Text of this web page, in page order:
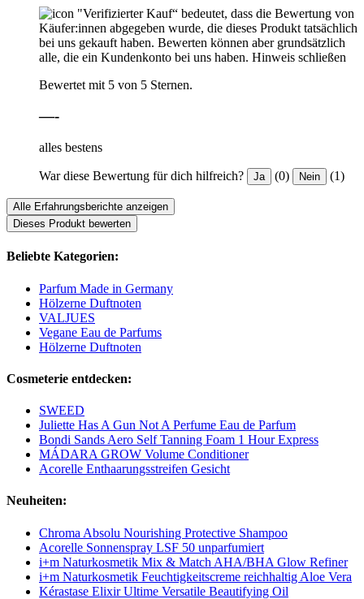
"Verifizierter Kauf“ bedeutet, dass die Bewertung von
Käufer:innen abgegeben wurde, die dieses Produkt tatsächlich
bei uns gekauft haben. Bewerten können aber grundsätzlich
alle, die ein Kundenkonto bei uns haben. Hinweis schließen
Bewertet mit 5 von 5 Sternen.
—-
alles bestens
War diese Bewertung für dich hilfreich? Ja (0) Nein (1)
Alle Erfahrungsberichte anzeigen
Dieses Produkt bewerten
Beliebte Kategorien:
Parfum Made in Germany
Hölzerne Duftnoten
VALJUES
Vegane Eau de Parfums
Hölzerne Duftnoten
Cosmeterie entdecken:
SWEED
Juliette Has A Gun Not A Perfume Eau de Parfum
Bondi Sands Aero Self Tanning Foam 1 Hour Express
MÁDARA GROW Volume Conditioner
Acorelle Enthaarungsstreifen Gesicht
Neuheiten:
Chroma Absolu Nourishing Protective Shampoo
Acorelle Sonnenspray LSF 50 unparfumiert
i+m Naturkosmetik Mix & Match AHA/BHA Glow Refiner
i+m Naturkosmetik Feuchtigkeitscreme reichhaltig Aloe Vera
Kérastase Elixir Ultime Versatile Beautifying Oil